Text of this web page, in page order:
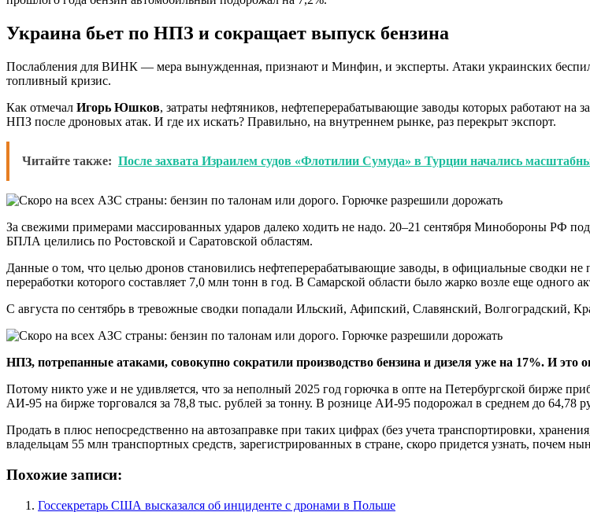
Украина бьет по НПЗ и сокращает выпуск бензина
Послабления для ВИНК — мера вынужденная, признают и Минфин, и эксперты. Атаки украинских
топливный кризис.
Как отмечал Игорь Юшков, затраты нефтяников, нефтеперерабатывающие заводы которых работают
НПЗ после дроновых атак. И где их искать? Правильно, на внутреннем рынке, раз перекрыт экспорт.
Читайте также: После захвата Израилем судов «Флотилии Сумуда» в Турции начались
За свежими примерами массированных ударов далеко ходить не надо. 20–21 сентября Минобороны РФ
БПЛА целились по Ростовской и Саратовской областям.
Данные о том, что целью дронов становились нефтеперерабатывающие заводы, в официальные сводки
переработки которого составляет 7,0 млн тонн в год. В Самарской области было жарко возле еще одного
С августа по сентябрь в тревожные сводки попадали Ильский, Афипский, Славянский, Волгоградский,
НПЗ, потрепанные атаками, совокупно сократили производство бензина и дизеля уже на 17%. И это
Потому никто уже и не удивляется, что за неполный 2025 год горючка в опте на Петербургской бирже
АИ-95 на бирже торговался за 78,8 тыс. рублей за тонну. В рознице АИ-95 подорожал в среднем до 64,78
Продать в плюс непосредственно на автозаправке при таких цифрах (без учета транспортировки,
владельцам 55 млн транспортных средств, зарегистрированных в стране, скоро придется узнать, почем
Похожие записи:
Госсекретарь США высказался об инциденте с дронами в Польше